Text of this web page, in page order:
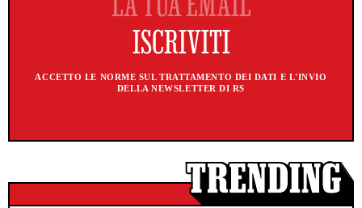
ACCETTO LE NORME SUL TRATTAMENTO DEI DATI E L'INVIO
DELLA NEWSLETTER DI RS